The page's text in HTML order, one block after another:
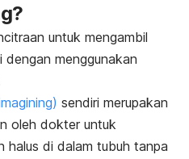
untuk mengambil
dengan menggunakan
) sendiri merupakan
oleh dokter untuk
halus di dalam tubuh tanpa